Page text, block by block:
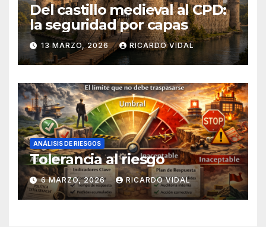
Del castillo medieval al CPD:
la seguridad por capas
13 MARZO, 2026 RICARDO VIDAL
ANÁLISIS DE RIESGOS
Tolerancia al riesgo
6 MARZO, 2026 RICARDO VIDAL